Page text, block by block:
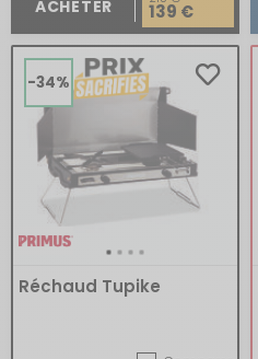
ACHETER 139 €
-34%
Réchaud Tupike